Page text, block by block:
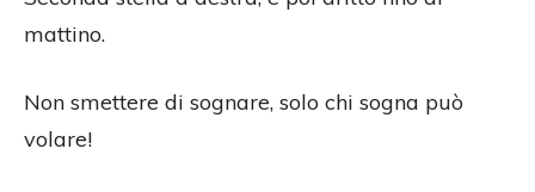
mattino.
Non smettere di sognare, solo chi sogna può
volare!